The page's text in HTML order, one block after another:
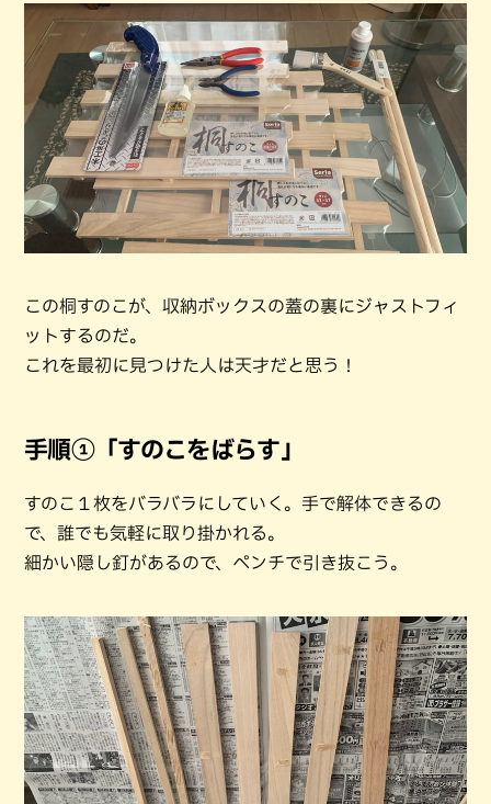
この桐すのこが、収納ボックスの蓋の裏にジャストフィ
ットするのだ。
これを最初に見つけた人は天才だと思う！
手順①「すのこをばらす」
すのこ１枚をバラバラにしていく。手で解体できるの
で、誰でも気軽に取り掛かれる。
細かい隠し釘があるので、ペンチで引き抜こう。